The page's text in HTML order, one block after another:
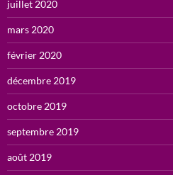
juillet 2020
mars 2020
février 2020
décembre 2019
octobre 2019
septembre 2019
août 2019